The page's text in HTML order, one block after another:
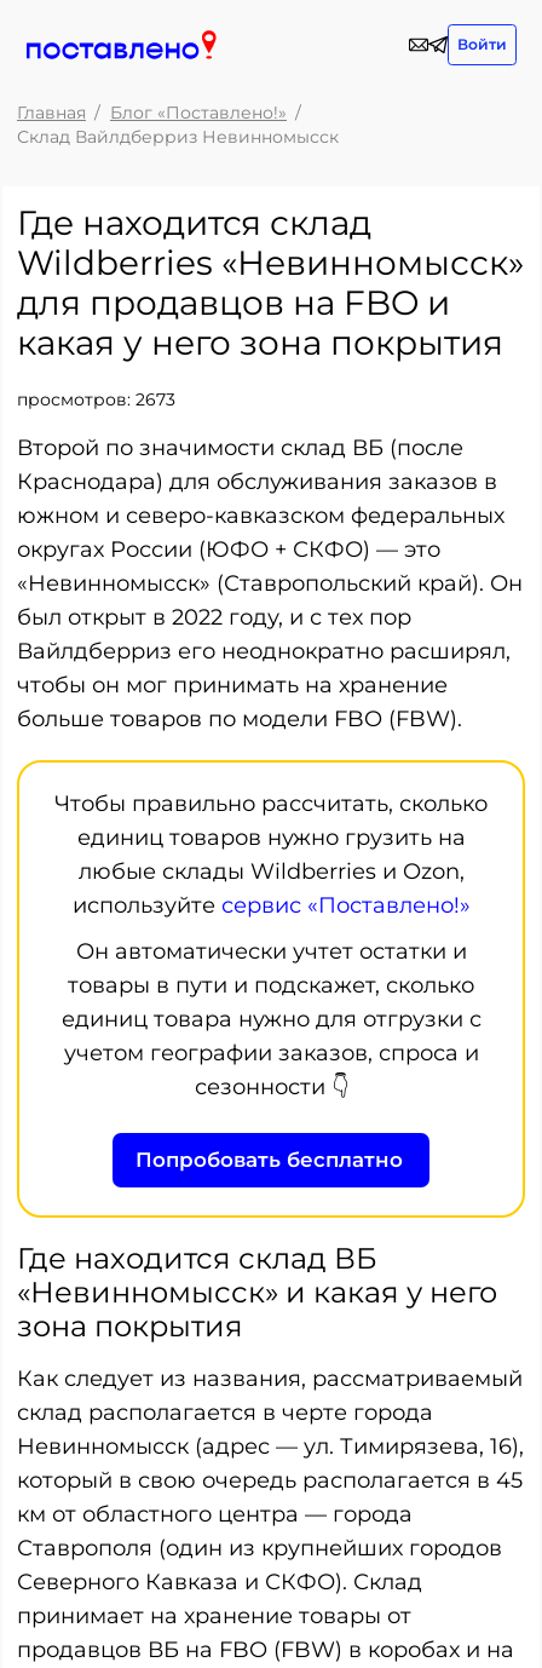
Войти
Главная
Блог «Поставлено!»
Склад Вайлдберриз Невинномысск
Где находится склад
Wildberries «Невинномысск»
для продавцов на FBO и
какая у него зона покрытия
просмотров: 2673
Второй по значимости склад ВБ (после
Краснодара) для обслуживания заказов в
южном и северо-кавказском федеральных
округах России (ЮФО + СКФО) — это
«Невинномысск» (Ставропольский край). Он
был открыт в 2022 году, и с тех пор
Вайлдберриз его неоднократно расширял,
чтобы он мог принимать на хранение
больше товаров по модели FBO (FBW).
Чтобы правильно рассчитать, сколько
единиц товаров нужно грузить на
любые склады Wildberries и Ozon,
используйте сервис «Поставлено!»
Он автоматически учтет остатки и
товары в пути и подскажет, сколько
единиц товара нужно для отгрузки с
учетом географии заказов, спроса и
сезонности 👇
Попробовать бесплатно
Где находится склад ВБ
«Невинномысск» и какая у него
зона покрытия
Как следует из названия, рассматриваемый
склад располагается в черте города
Невинномысск (адрес — ул. Тимирязева, 16),
который в свою очередь располагается в 45
км от областного центра — города
Ставрополя (один из крупнейших городов
Северного Кавказа и СКФО). Склад
принимает на хранение товары от
продавцов ВБ на FBO (FBW) в коробах и на